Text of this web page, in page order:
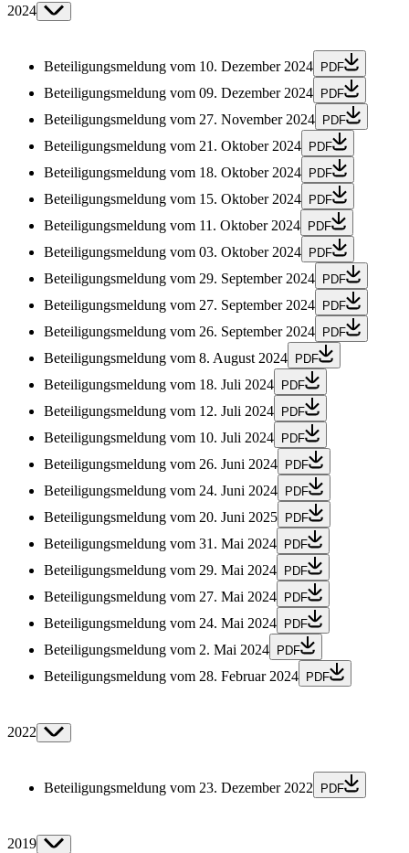
2024
Beteiligungsmeldung vom 10. Dezember 2024 PDF
Beteiligungsmeldung vom 09. Dezember 2024 PDF
Beteiligungsmeldung vom 27. November 2024 PDF
Beteiligungsmeldung vom 21. Oktober 2024 PDF
Beteiligungsmeldung vom 18. Oktober 2024 PDF
Beteiligungsmeldung vom 15. Oktober 2024 PDF
Beteiligungsmeldung vom 11. Oktober 2024 PDF
Beteiligungsmeldung vom 03. Oktober 2024 PDF
Beteiligungsmeldung vom 29. September 2024 PDF
Beteiligungsmeldung vom 27. September 2024 PDF
Beteiligungsmeldung vom 26. September 2024 PDF
Beteiligungsmeldung vom 8. August 2024 PDF
Beteiligungsmeldung vom 18. Juli 2024 PDF
Beteiligungsmeldung vom 12. Juli 2024 PDF
Beteiligungsmeldung vom 10. Juli 2024 PDF
Beteiligungsmeldung vom 26. Juni 2024 PDF
Beteiligungsmeldung vom 24. Juni 2024 PDF
Beteiligungsmeldung vom 20. Juni 2025 PDF
Beteiligungsmeldung vom 31. Mai 2024 PDF
Beteiligungsmeldung vom 29. Mai 2024 PDF
Beteiligungsmeldung vom 27. Mai 2024 PDF
Beteiligungsmeldung vom 24. Mai 2024 PDF
Beteiligungsmeldung vom 2. Mai 2024 PDF
Beteiligungsmeldung vom 28. Februar 2024 PDF
2022
Beteiligungsmeldung vom 23. Dezember 2022 PDF
2019